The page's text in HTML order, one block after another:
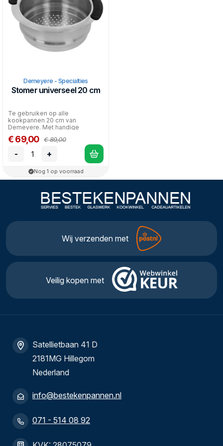
Demeyere - Specialties
Stomer universeel 20 cm
Te gebruiken op alle
kookpannen 20 cm van
Demeyere. Met handige
afdichtring die stoomverlies
tegengaat, e...
€ 69,00 € 89,00
- +
Nog 1 op voorraad
Wij verzenden met
Veilig kopen met
Satellietbaan 41 D
2181MG Hillegom
Nederland
info@bestekenpannen.nl
071 - 514 08 92